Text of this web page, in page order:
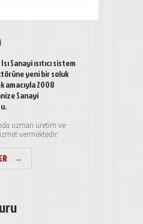
Sanayi ısıtıcı sistem
yeni bir soluk
amacıyla 2008
Sanayi
uzman üretim ve
vermektedir.
→